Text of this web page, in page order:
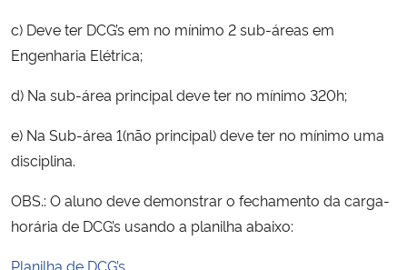
c) Deve ter DCG’s em no mínimo 2 sub-áreas em
Engenharia Elétrica;
d) Na sub-área principal deve ter no mínimo 320h;
e) Na Sub-área 1(não principal) deve ter no mínimo uma
disciplina.
OBS.: O aluno deve demonstrar o fechamento da carga-
horária de DCG’s usando a planilha abaixo:
Planilha de DCG’s